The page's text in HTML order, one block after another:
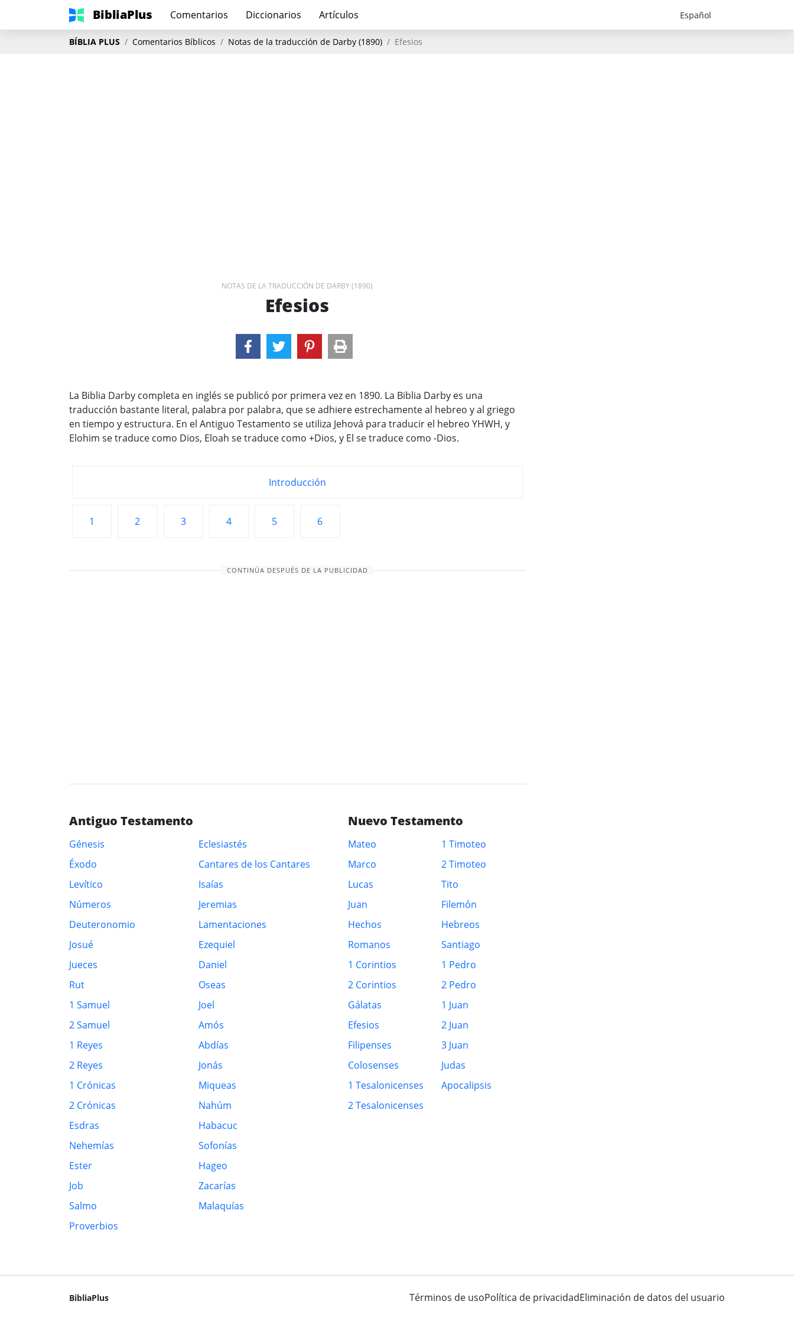
BibliaPlus Comentarios Diccionarios Artículos
BÍBLIA PLUS Comentarios Bíblicos Notas de la traducción de Darby (1890) Efesios
NOTAS DE LA TRADUCCIÓN DE DARBY (1890)
Efesios
La Biblia Darby completa en inglés se publicó por primera vez en 1890. La Biblia Darby es una
traducción bastante literal, palabra por palabra, que se adhiere estrechamente al hebreo y al griego
en tiempo y estructura. En el Antiguo Testamento se utiliza Jehová para traducir el hebreo YHWH, y
Elohim se traduce como Dios, Eloah se traduce como +Dios, y El se traduce como -Dios.
Introducción
1 2 3 4 5 6
CONTINÚA DESPUÉS DE LA PUBLICIDAD
Antiguo Testamento
Génesis
Éxodo
Levítico
Números
Deuteronomio
Josué
Jueces
Rut
1 Samuel
2 Samuel
1 Reyes
2 Reyes
1 Crónicas
2 Crónicas
Esdras
Nehemías
Ester
Job
Salmo
Proverbios
Eclesiastés
Cantares de los Cantares
Isaías
Jeremias
Lamentaciones
Ezequiel
Daniel
Oseas
Joel
Amós
Abdías
Jonás
Miqueas
Nahúm
Habacuc
Sofonías
Hageo
Zacarías
Malaquías
Nuevo Testamento
Mateo
Marco
Lucas
Juan
Hechos
Romanos
1 Corintios
2 Corintios
Gálatas
Efesios
Filipenses
Colosenses
1 Tesalonicenses
2 Tesalonicenses
1 Timoteo
2 Timoteo
Tito
Filemón
Hebreos
Santiago
1 Pedro
2 Pedro
1 Juan
2 Juan
3 Juan
Judas
Apocalipsis
BibliaPlus Términos de usoPolítica de privacidadEliminación de datos del usuario